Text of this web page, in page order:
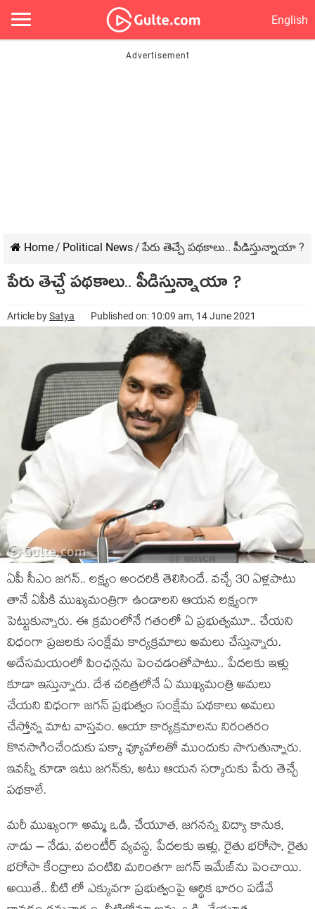
English
Home/ Political News/ పేరు తెచ్చే ప‌థ‌కాలు.. పీడిస్తున్నాయా ?
పేరు తెచ్చే ప‌థ‌కాలు.. పీడిస్తున్నాయా ?
Article bySatya Published on: 10:09 am, 14 June 2021
ఏపీ సీఎం జ‌గ‌న్‌.. ల‌క్ష్యం అంద‌రికి తెలిసిందే. వ‌చ్చే 30 ఏళ్ల‌పాటు
తానే ఏపీకి ముఖ్య‌మంత్రిగా ఉండాల‌ని ఆయ‌న ల‌క్ష్యంగా
పెట్టుకున్నారు. ఈ క్ర‌మంలోనే గ‌తంలో ఏ ప్ర‌భుత్వ‌మూ.. చేయ‌ని
విధంగా ప్ర‌జ‌ల‌కు సంక్షేమ కార్య‌క్ర‌మాలు అమ‌లు చేస్తున్నారు.
అదేస‌మ‌యంలో పింఛ‌న్ల‌ను పెంచ‌డంతోపాటు.. పేద‌ల‌కు ఇళ్లు
కూడా ఇస్తున్నారు. దేశ చ‌రిత్ర‌లోనే ఏ ముఖ్య‌మంత్రి అమ‌లు
చేయ‌ని విధంగా జ‌గ‌న్ ప్ర‌భుత్వం సంక్షేమ ప‌థ‌కాలు అమ‌లు
చేస్తోన్న మాట వాస్త‌వం. ఆయా కార్య‌క్ర‌మాల‌ను నిరంత‌రం
కొన‌సాగించేందుకు ప‌క్కా వ్యూహాల‌తో ముందుకు సాగుతున్నారు.
ఇవ‌న్నీ కూడా ఇటు జ‌గ‌న్‌కు, అటు ఆయ‌న స‌ర్కారుకు పేరు తెచ్చే
ప‌థ‌కాలే.
మ‌రీ ముఖ్యంగా అమ్మ ఒడి, చేయూత‌, జ‌గ‌న‌న్న విద్యా కానుక‌,
నాడు – నేడు, వ‌లంటీర్ వ్య‌వ‌స్థ‌, పేద‌ల‌కు ఇళ్లు, రైతు భ‌రోసా, రైతు
భ‌రోసా కేంద్రాలు వంటివి మ‌రింత‌గా జ‌గ‌న్ ఇమేజ్‌ను పెంచాయి.
అయితే.. వీటి లో ఎక్కువ‌గా ప్ర‌భుత్వంపై ఆర్థిక భారం ప‌డేవే